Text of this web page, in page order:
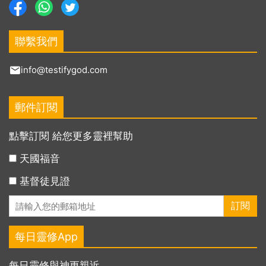
聯繫我們
info@testifygod.com
郵件訂閱
點擊訂閱 給您更多靈裡幫助
天國福音
基督徒見證
每日靈修App